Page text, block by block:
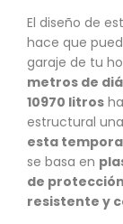
El diseño de
hace que
garaje de tu
metros de
10970 litros
estructural una
esta
se basa en
de
resistente y